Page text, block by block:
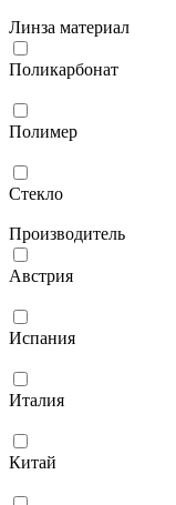
Линза материал
Поликарбонат
Полимер
Стекло
Производитель
Австрия
Испания
Италия
Китай